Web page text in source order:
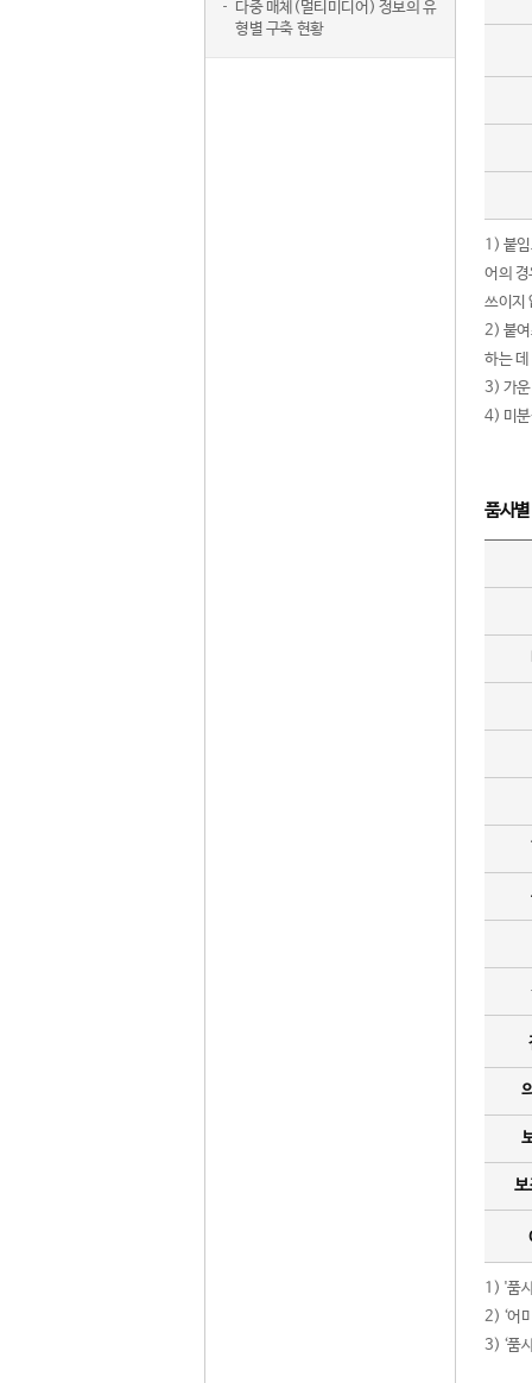
다중 매체(멀티미디어) 정보의 유
형별 구축 현황
1) 붙
어의
쓰이지
2) 붙여
하는
3) 가운
4) 미분
품사
보
1) '품
2) ‘어
3) ‘품